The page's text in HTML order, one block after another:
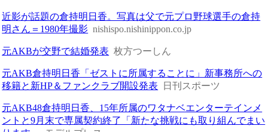
近影が話題の倉持明日香。写真は父で元プロ野球選手の倉持
明さん＝1980年撮影 nishispo.nishinippon.co.jp
元AKBが交野で結婚発表 枚方つーしん
元AKB倉持明日香「ゼストに所属することに」新事務所への
移籍と新HP＆ファンクラブ開設発表
日刊スポーツ
元AKB48倉持明日香、15年所属のワタナベエンターテインメ
ントと9月末で専属契約終了「新たな挑戦にも取り組んでまい